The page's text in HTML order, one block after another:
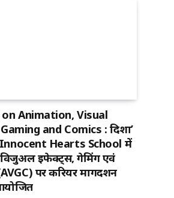
on Animation, Visual
and Comics : दिशा’
Hearts School में
इफेक्ट्स, गेमिंग एवं
पर करियर मार्गदर्शन